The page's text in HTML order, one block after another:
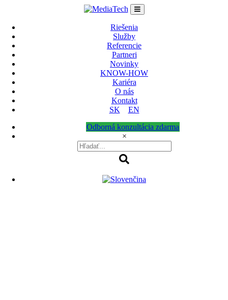
Riešenia
Služby
Referencie
Partneri
Novinky
KNOW-HOW
Kariéra
O nás
Kontakt
SK
EN
Odborná konzultácia zdarma
×